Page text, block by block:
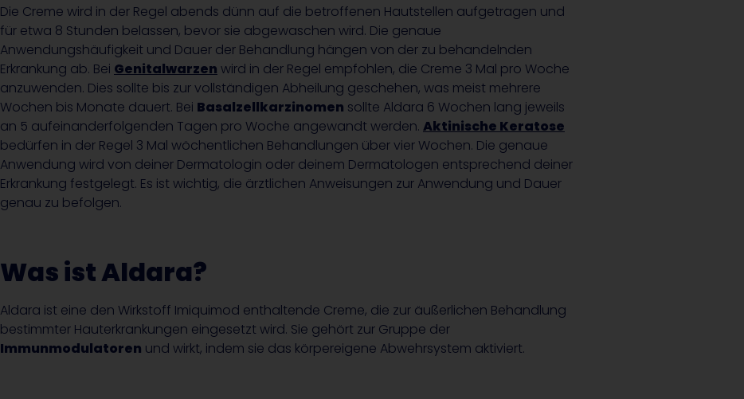
Die Creme wird in der Regel abends dünn auf die betroffenen Hautstellen aufgetragen und
für etwa 8 Stunden belassen, bevor sie abgewaschen wird. Die genaue
Anwendungshäufigkeit und Dauer der Behandlung hängen von der zu behandelnden
Erkrankung ab. Bei Genitalwarzen wird in der Regel empfohlen, die Creme 3 Mal pro Woche
anzuwenden. Dies sollte bis zur vollständigen Abheilung geschehen, was meist mehrere
Wochen bis Monate dauert. Bei Basalzellkarzinomen sollte Aldara 6 Wochen lang jeweils
an 5 aufeinanderfolgenden Tagen pro Woche angewandt werden. Aktinische Keratose
bedürfen in der Regel 3 Mal wöchentlichen Behandlungen über vier Wochen. Die genaue
Anwendung wird von deiner Dermatologin oder deinem Dermatologen entsprechend deiner
Erkrankung festgelegt. Es ist wichtig, die ärztlichen Anweisungen zur Anwendung und Dauer
genau zu befolgen.
Was ist Aldara?
Aldara ist eine den Wirkstoff Imiquimod enthaltende Creme, die zur äußerlichen Behandlung
bestimmter Hauterkrankungen eingesetzt wird. Sie gehört zur Gruppe der
Immunmodulatoren und wirkt, indem sie das körpereigene Abwehrsystem aktiviert.